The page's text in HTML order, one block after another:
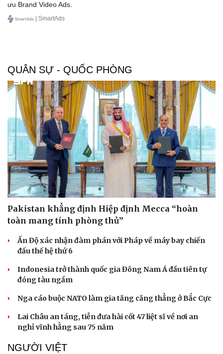
Sức khỏe
Dinh dưỡng - món ngon
Cây thuốc
Sản phụ khoa
Nhi khoa
Nam khoa
Làm đẹp - giảm cân
Phòng mạch online
Ăn sạch sống khỏe
Đời sống
Blog
Tình yêu - Gia đình
ưu Brand Video Ads.
| SmartAds
QUÂN SỰ - QUỐC PHÒNG
Pakistan khẳng định Hiệp định Mecca “hoàn
toàn mang tính phòng thủ”
Ấn Độ xác nhận đàm phán với Pháp về máy bay chiến
đấu thế hệ thứ 6
Indonesia trở thành quốc gia Đông Nam Á đầu tiên tự
đóng tàu ngầm
Nga cáo buộc NATO làm gia tăng căng thẳng ở Bắc Cực
Lai Châu an táng, tiễn đưa hài cốt 47 liệt sĩ về nơi an
nghỉ vĩnh hằng sau 75 năm
NGƯỜI VIỆT